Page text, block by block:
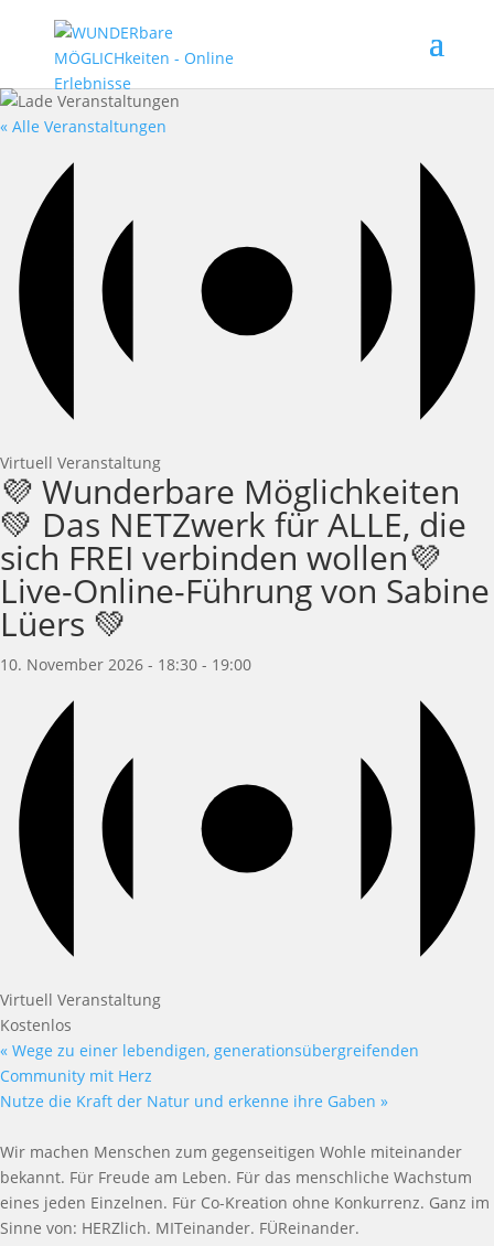
« Alle Veranstaltungen
Virtuell Veranstaltung
💜 Wunderbare Möglichkeiten
💚 Das NETZwerk für ALLE, die
sich FREI verbinden wollen💜
Live-Online-Führung von Sabine
Lüers 💚
10. November 2026 - 18:30 - 19:00
Virtuell Veranstaltung
Kostenlos
« Wege zu einer lebendigen, generationsübergreifenden
Community mit Herz
Nutze die Kraft der Natur und erkenne ihre Gaben »
Wir machen Menschen zum gegenseitigen Wohle miteinander
bekannt. Für Freude am Leben. Für das menschliche Wachstum
eines jeden Einzelnen. Für Co-Kreation ohne Konkurrenz. Ganz im
Sinne von: HERZlich. MITeinander. FÜReinander.